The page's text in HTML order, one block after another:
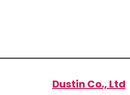
Dustin Co., Ltd